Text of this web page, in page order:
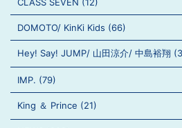
DOMOTO/ KinKi Kids (66)
Hey! Say! JUMP/ 山田涼介/ 中島裕翔
IMP. (79)
King ＆ Prince (21)